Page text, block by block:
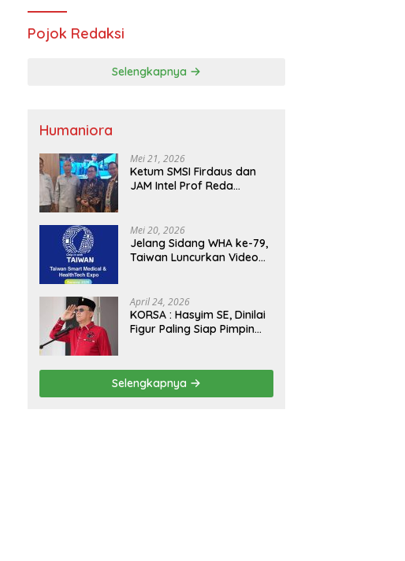
Pojok Redaksi
Selengkapnya
Humaniora
Mei 21, 2026
Ketum SMSI Firdaus dan
JAM Intel Prof Reda
SMSI Sukseskan Jaga
Desa dan Jaga Dapur
MBG, Perkuat Pengawasan
Mei 20, 2026
Jelang Sidang WHA ke-79,
Taiwan Luncurkan Video
Inovasi Kesehatan Global
April 24, 2026
KORSA : Hasyim SE, Dinilai
Figur Paling Siap Pimpin
Selengkapnya